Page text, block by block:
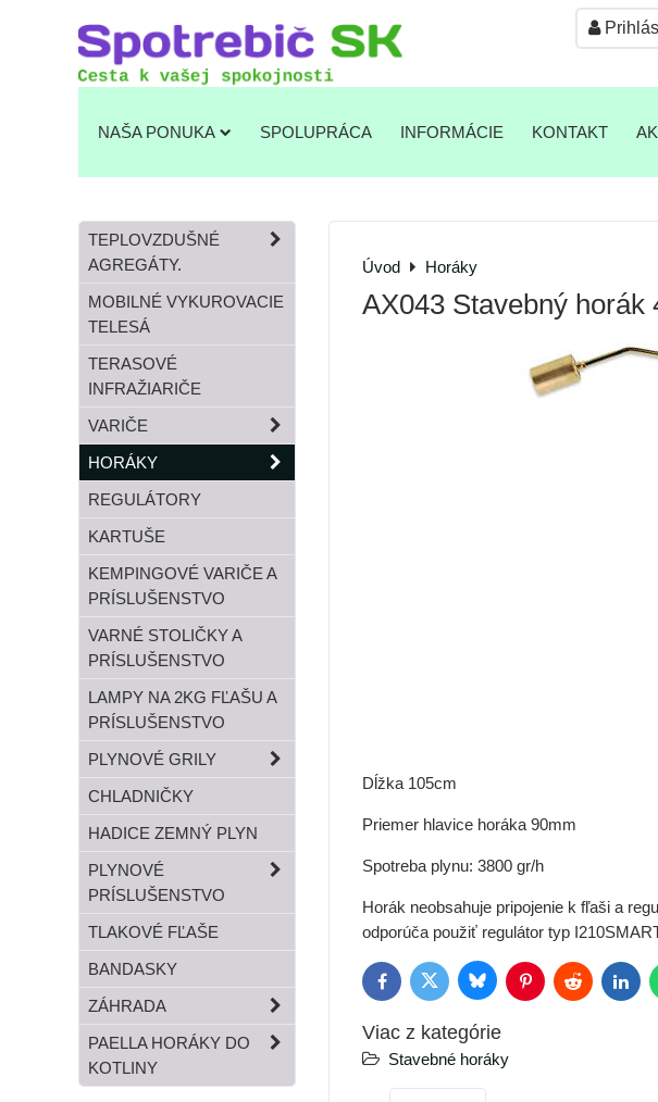
NAŠA PONUKA SPOLUPRÁCA INFORMÁCIE KONTAKT
Úvod Horáky
AX043 Stavebný horák
Dĺžka 105cm
Priemer hlavice horáka 90mm
Spotreba plynu: 3800 gr/h
Horák neobsahuje pripojenie k fľaši a
odporúča použiť regulátor typ
FacebookTwitter BlueskyPinterestReddit
Viac z kategórie
Stavebné horáky
TEPLOVZDUŠNÉ
AGREGÁTY.
MOBILNÉ VYKUROVACIE
TELESÁ
TERASOVÉ
INFRAŽIARIČE
VARIČE
HORÁKY
REGULÁTORY
KARTUŠE
KEMPINGOVÉ VARIČE A
PRÍSLUŠENSTVO
VARNÉ STOLIČKY A
PRÍSLUŠENSTVO
LAMPY NA 2KG FĽAŠU A
PRÍSLUŠENSTVO
PLYNOVÉ GRILY
CHLADNIČKY
HADICE ZEMNÝ PLYN
PLYNOVÉ
PRÍSLUŠENSTVO
TLAKOVÉ FĽAŠE
BANDASKY
ZÁHRADA
PAELLA HORÁKY DO
KOTLINY